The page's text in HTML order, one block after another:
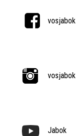
vosjabok
vosjabok
Jabok